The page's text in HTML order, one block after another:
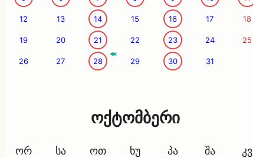
12 13 14 15 16 17 18
19 20 21 22 23 24 25
26 27 28 29 30 31
ოქტომბერი
ორ სა ოთ ხუ პა შა კვ